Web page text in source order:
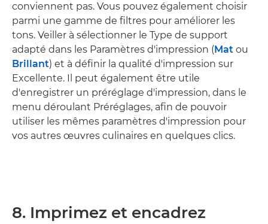
conviennent pas. Vous pouvez également choisir
parmi une gamme de filtres pour améliorer les
tons. Veiller à sélectionner le Type de support
adapté dans les Paramètres d'impression (Mat ou
Brillant) et à définir la qualité d'impression sur
Excellente. Il peut également être utile
d'enregistrer un préréglage d'impression, dans le
menu déroulant Préréglages, afin de pouvoir
utiliser les mêmes paramètres d'impression pour
vos autres œuvres culinaires en quelques clics.
8. Imprimez et encadrez